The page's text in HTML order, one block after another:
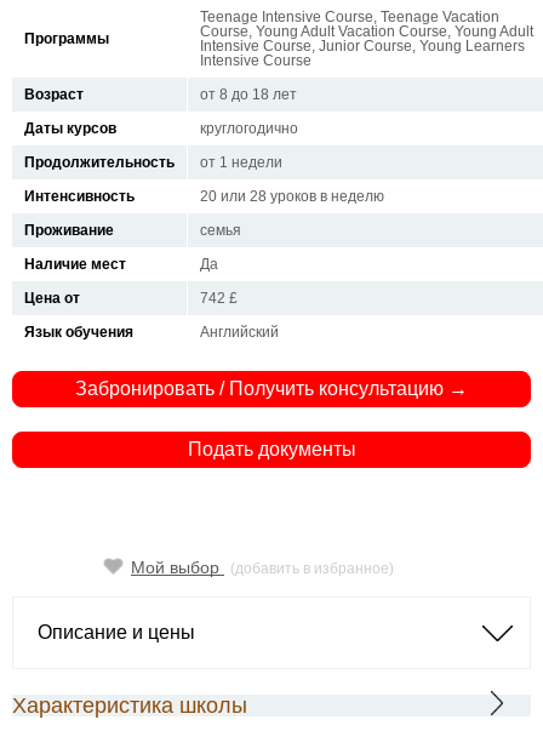
Программы
Teenage Intensive Course, Teenage Vacation
Course, Young Adult Vacation Course, Young Adult
Intensive Course, Junior Course, Young Learners
Intensive Course
Возраст
от 8 до 18 лет
Даты курсов
круглогодично
Продолжительность
от 1 недели
Интенсивность
20 или 28 уроков в неделю
Проживание
семья
Наличие мест
Да
Цена от
742 £
Язык обучения
Английский
Забронировать / Получить консультацию →
Подать документы
Мой выбор (добавить в избранное)
Описание и цены
Характеристика школы